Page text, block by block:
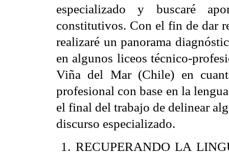
especializado y buscaré
constitutivos. Con el fin de dar
realizaré un panorama
en algunos liceos técnico-
Viña del Mar (Chile) en
profesional con base en la
el final del trabajo de delinear
discurso especializado.
1. RECUPERANDO LA